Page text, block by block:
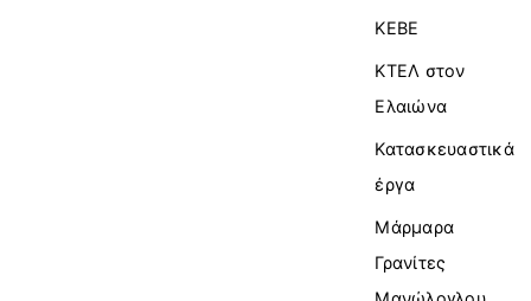
ΚΕΒΕ
ΚΤΕΛ στον
Ελαιώνα
Κατασκευαστικά
έργα
Μάρμαρα
Γρανίτες